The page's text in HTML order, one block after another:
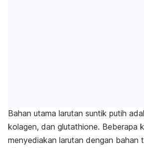
Bahan utama larutan suntik putih
kolagen, dan glutathione. Beberapa
menyediakan larutan dengan bahan